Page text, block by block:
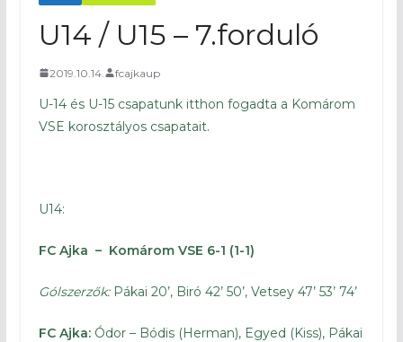
U14 / U15 – 7.forduló
2019.10.14. fcajkaup
U-14 és U-15 csapatunk itthon fogadta a Komárom
VSE korosztályos csapatait.
U14:
FC Ajka – Komárom VSE 6-1 (1-1)
Gólszerzők:Pákai 20’, Biró 42’ 50’, Vetsey 47’ 53’ 74’
FC Ajka:Ódor – Bódis (Herman), Egyed (Kiss), Pákai